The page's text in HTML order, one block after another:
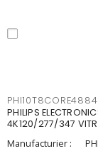
PHILIPS
4K120/277/347
Manufacturier :